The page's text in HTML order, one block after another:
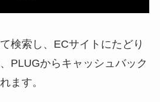
検索し、ECサイトにたどり
PLUGからキャッシュバック
ます。